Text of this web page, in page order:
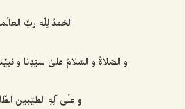
الحَمدُ لِلّه ربِّ
و الصّلاةُ و السّلامُ علیٰ سیّدِنا و
و علَی آلِهِ الطیّبین